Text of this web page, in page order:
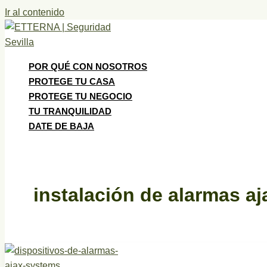
Ir al contenido
POR QUÉ CON NOSOTROS
PROTEGE TU CASA
PROTEGE TU NEGOCIO
TU TRANQUILIDAD
DATE DE BAJA
instalación de alarmas